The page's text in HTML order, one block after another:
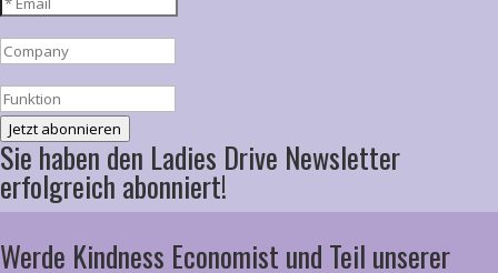
Jetzt abonnieren
Sie haben den Ladies Drive Newsletter
erfolgreich abonniert!
Werde Kindness Economist und Teil unserer